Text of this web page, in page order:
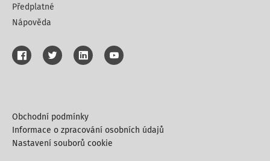
Předplatné
Nápověda
Obchodní podmínky
Informace o zpracování osobních údajů
Nastavení souborů cookie